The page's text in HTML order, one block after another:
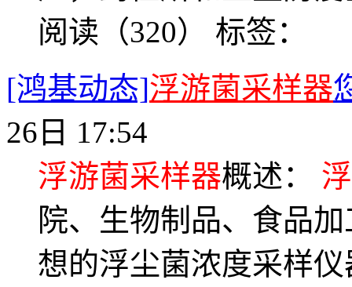
阅读（320） 标签：
[鸿基动态]浮游菌采样器
26日 17:54
浮游菌采样器概述：
院、生物制品、食品
想的浮尘菌浓度采样